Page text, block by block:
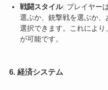
戦闘スタイル: プレイヤー
選ぶか、銃撃戦を選ぶか
選択できます。これによ
が可能です。
6. 経済システム